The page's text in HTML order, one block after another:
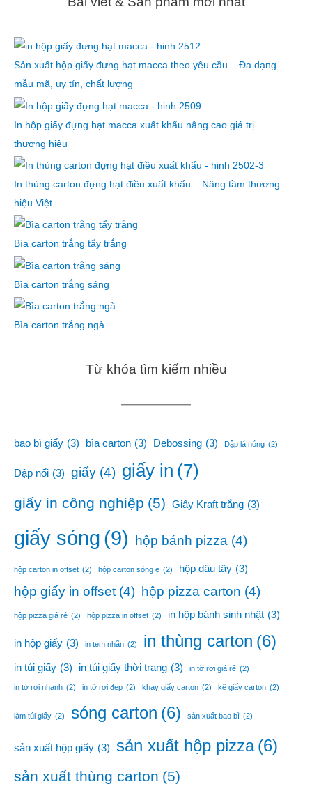
Sản xuất hộp giấy đựng hạt macca theo yêu cầu – Đa dạng
mẫu mã, uy tín, chất lượng
In hộp giấy đựng hạt macca xuất khẩu nâng cao giá trị
thương hiệu
In thùng carton đựng hạt điều xuất khẩu – Nâng tầm thương
hiệu Việt
Bìa carton trắng tẩy trắng
Bìa carton trắng sáng
Bìa carton trắng ngà
Từ khóa tìm kiếm nhiều
bao bì giấy (3) bìa carton (3) Debossing (3) Dập lá nóng (2)
Dập nổi (3) giấy (4) giấy in (7)
giấy in công nghiệp (5) Giấy Kraft trắng (3)
giấy sóng (9) hộp bánh pizza (4)
hộp carton in offset (2) hộp carton sóng e (2) hộp dâu tây (3)
hộp giấy in offset (4) hộp pizza carton (4)
hộp pizza giá rẻ (2) hộp pizza in offset (2) in hộp bánh sinh nhật (3)
in hộp giấy (3) in tem nhãn (2) in thùng carton (6)
in túi giấy (3) in túi giấy thời trang (3) in tờ rơi giá rẻ (2)
in tờ rơi nhanh (2) in tờ rơi đẹp (2) khay giấy carton (2) kệ giấy carton (2)
làm túi giấy (2) sóng carton (6) sản xuất bao bì (2)
sản xuất hộp giấy (3) sản xuất hộp pizza (6)
sản xuất thùng carton (5)